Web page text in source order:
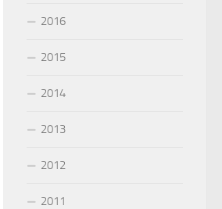
2016
2015
2014
2013
2012
2011